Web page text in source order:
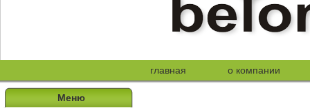
главная о компании
Меню